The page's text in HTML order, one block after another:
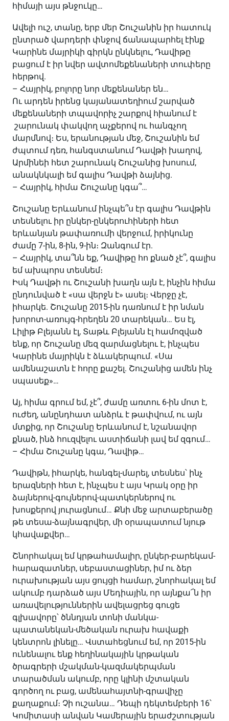
հիմայի այս թնջուկը…
Ավելի ուշ, տանը, երբ մեր Շուշանին իր հատուկ
ընտրած վարդերի փնջով ճանապարհել էինք
Կարինե մայրիկի գիրկն ընկնելու, Դավիթը
բացում է իր նվեր ավտոմեքենաների տուփերը
հերթով.
– Հայրիկ, բոլորը նոր մեքենաներ են…
Ու արդեն իրենց կայանատեղիում շարված
մեքենաների տպավորիչ շարքով հիանում է
շարունակ փակվող աչքերով ու հանգչող
մարմնով։ Ես, երանության մեջ, Շուշանին եմ
ժպտում դեռ, հանգստանում Դավթի խաղով,
Արմինեի հետ շարունակ Շուշանից խոսում,
անակնկալի եմ գալիս Դավթի ձայնից.
– Հայրիկ, հիմա Շուշանը կգա՞…
Շուշանը Երևանում ինչպե՞ս էր գալիս Դավթին
տեսնելու իր ընկեր-ընկերուհիների հետ
երևանյան թափառումի վերջում, իրիկունը
ժամը 7-ին, 8-ին, 9-ին։ Զանգում էր.
– Հայրիկ, տա՞նն եք, Դավիթը հո քնած չէ՞, գալիս
եմ ախպորս տեսնեմ։
Իսկ Դավթի ու Շուշանի խաղն այն է, ինչին հիմա
ընդունված է «սա վերջն է» ասել։ Վերջը չէ,
իհարկե. Շուշանը 2015-ին դառնում է իր նման
խորոտ-առույգ-հրեղեն 20 տարեկան… Ես էլ,
Լիլիթ Բլեյանն էլ, Տաթև Բլեյանն էլ համոզված
ենք, որ Շուշանը մեզ զարմացնելու է, ինչպես
Կարինե մայրիկն է ձևակերպում. «Սա
ամենաշատն է հորը քաշել. Շուշանից ամեն ինչ
սպասեք»…
Այ, հիմա գրում եմ, չէ՞, ժամը առտու 6-ին մոտ է,
ուժեղ, անընդհատ անձրև է թափվում, ու այն
մտքից, որ Շուշանը Երևանում է, նշանավոր
քնած, ինձ հուզվելու աստիճանի լավ եմ զգում…
– Հիմա Շուշանը կգա, Դավիթ…
Դավիթն, իհարկե, հանգել-մարել, տեսնես՝ ինչ
երազների հետ է, ինչպես է այս Կրակ օրը իր
ձայներով-գույներով-պատկերներով ու
խոսքերով յուրացնում… Քնի մեջ արտաբերածը
թե տեսա-ձայնագրվեր, մի օրապատում նյութ
կհավաքվեր…
Շնորհակալ եմ կրթահամալիր, ընկեր-բարեկամ-
հարազատներ, սեբաստացիներ, իմ ու ձեր
ուրախության այս ցույցի համար, շնորհակալ եմ
ակումբ դարձած այս Մեդիային, որ այնքա՜ն իր
առավելություններին ավելացրեց գուցե
գլխավորը՝ ծննդյան տոնի մանկա-
պատանեկան-մեծական ուրախ հավաքի
կենտրոն լինելը… Վստահեցնում եմ, որ 2015-ին
ունենալու ենք հեղինակային կրթական
ծրագրերի մշակման-կազմակերպման
տարածման ակումբ, որը կլինի մշտական
գործող ու բաց, ամենահայտնի-գրավիչը
քաղաքում։ Չի ուշանա… Դեպի դեկտեմբերի 16՝
Կոմիտասի անվան Կամերային երաժշտության